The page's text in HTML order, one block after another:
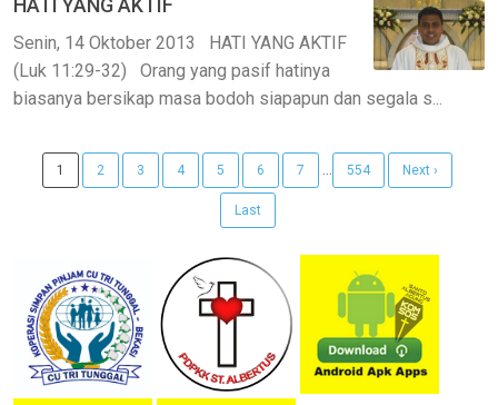
HATI YANG AKTIF
Senin, 14 Oktober 2013 HATI YANG AKTIF
(Luk 11:29-32) Orang yang pasif hatinya
biasanya bersikap masa bodoh siapapun dan segala s...
1 2 3 4 5 6 7 ... 554 Next ›
Last